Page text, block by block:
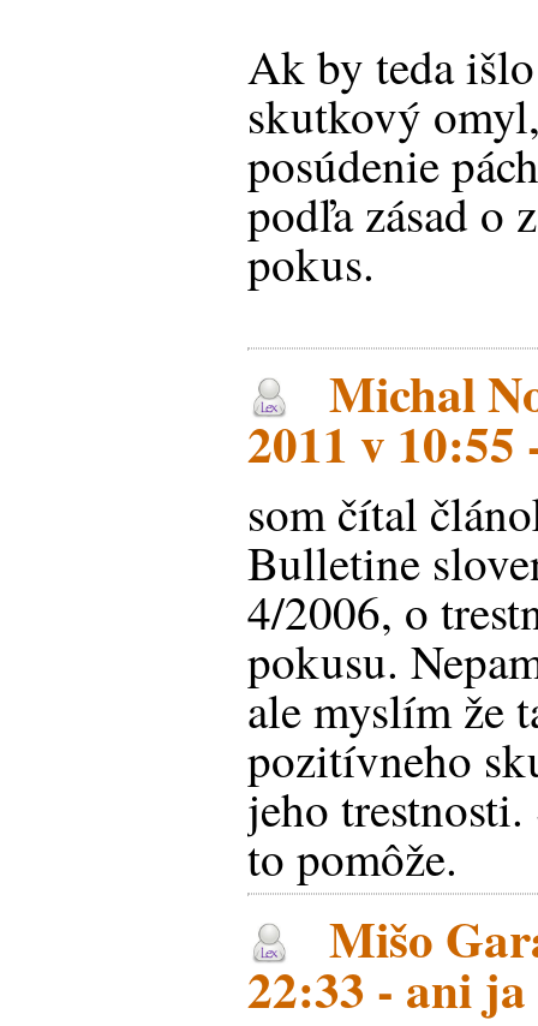
Ak by teda
skutkový
posúdenie
podľa zásad o
pokus.
Michal
2011 v 10:55
som čítal
Bulletine
4/2006, o
pokusu.
ale myslím že
pozitívneho
jeho
to pomôže.
Mišo
22:33 - ani ja